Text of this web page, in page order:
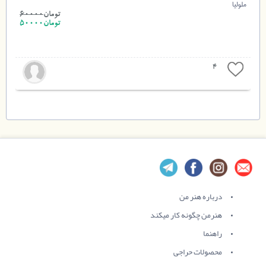
ملولیا
تومان60000
تومان50000
4
درباره هنر من
هنرمن چگونه کار میکند
راهنما
محصولات حراجی